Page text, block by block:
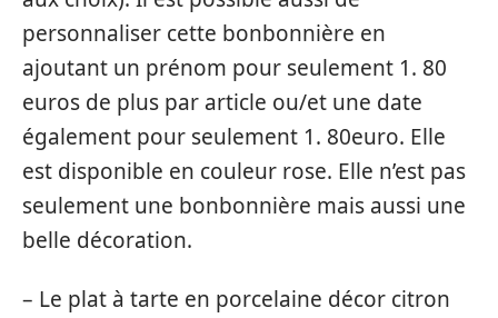
personnaliser cette bonbonnière en
ajoutant un prénom pour seulement 1. 80
euros de plus par article ou/et une date
également pour seulement 1. 80euro. Elle
est disponible en couleur rose. Elle n’est pas
seulement une bonbonnière mais aussi une
belle décoration.
– Le plat à tarte en porcelaine décor citron